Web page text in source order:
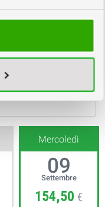
info
Mercoledì
09
Settembre
154,50 €